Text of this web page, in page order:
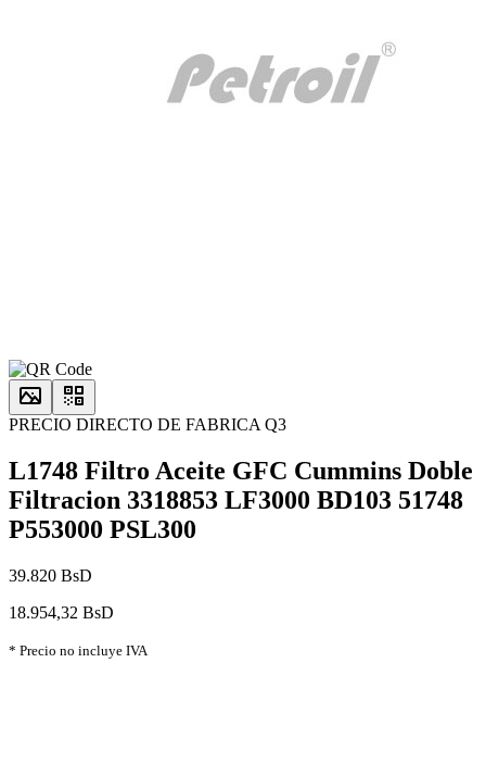
PRECIO DIRECTO DE FABRICA Q3
L1748 Filtro Aceite GFC Cummins Doble
Filtracion 3318853 LF3000 BD103 51748
P553000 PSL300
39.820 BsD
18.954,32 BsD
* Precio no incluye IVA